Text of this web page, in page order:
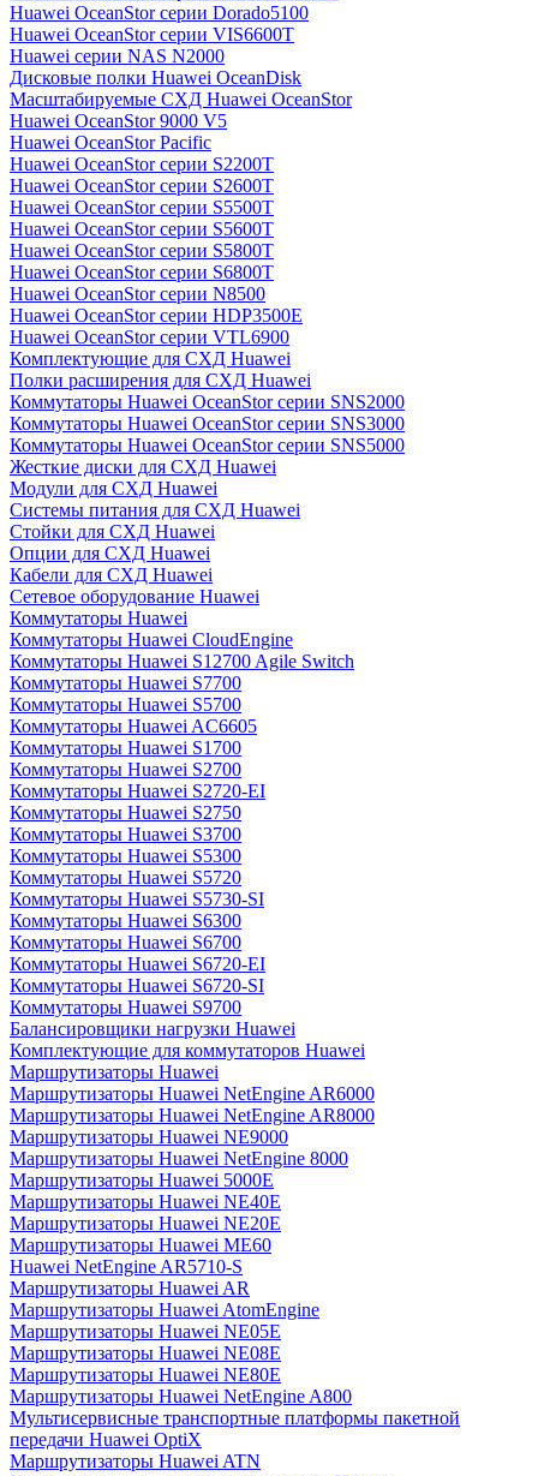
Huawei OceanStor серии Dorado5100
Huawei OceanStor серии VIS6600T
Huawei серии NAS N2000
Дисковые полки Huawei OceanDisk
Масштабируемые СХД Huawei OceanStor
Huawei OceanStor 9000 V5
Huawei OceanStor Pacific
Huawei OceanStor серии S2200T
Huawei OceanStor серии S2600T
Huawei OceanStor серии S5500T
Huawei OceanStor серии S5600T
Huawei OceanStor серии S5800T
Huawei OceanStor серии S6800T
Huawei OceanStor серии N8500
Huawei OceanStor серии HDP3500E
Huawei OceanStor серии VTL6900
Комплектующие для СХД Huawei
Полки расширения для СХД Huawei
Коммутаторы Huawei OceanStor серии SNS2000
Коммутаторы Huawei OceanStor серии SNS3000
Коммутаторы Huawei OceanStor серии SNS5000
Жесткие диски для СХД Huawei
Модули для СХД Huawei
Системы питания для СХД Huawei
Стойки для СХД Huawei
Опции для СХД Huawei
Кабели для СХД Huawei
Сетевое оборудование Huawei
Коммутаторы Huawei
Коммутаторы Huawei CloudEngine
Коммутаторы Huawei S12700 Agile Switch
Коммутаторы Huawei S7700
Коммутаторы Huawei S5700
Коммутаторы Huawei AC6605
Коммутаторы Huawei S1700
Коммутаторы Huawei S2700
Коммутаторы Huawei S2720-EI
Коммутаторы Huawei S2750
Коммутаторы Huawei S3700
Коммутаторы Huawei S5300
Коммутаторы Huawei S5720
Коммутаторы Huawei S5730-SI
Коммутаторы Huawei S6300
Коммутаторы Huawei S6700
Коммутаторы Huawei S6720-EI
Коммутаторы Huawei S6720-SI
Коммутаторы Huawei S9700
Балансировщики нагрузки Huawei
Комплектующие для коммутаторов Huawei
Маршрутизаторы Huawei
Маршрутизаторы Huawei NetEngine AR6000
Маршрутизаторы Huawei NetEngine AR8000
Маршрутизаторы Huawei NE9000
Маршрутизаторы Huawei NetEngine 8000
Маршрутизаторы Huawei 5000E
Маршрутизаторы Huawei NE40E
Маршрутизаторы Huawei NE20E
Маршрутизаторы Huawei ME60
Huawei NetEngine AR5710-S
Маршрутизаторы Huawei AR
Маршрутизаторы Huawei AtomEngine
Маршрутизаторы Huawei NE05E
Маршрутизаторы Huawei NE08E
Маршрутизаторы Huawei NE80E
Маршрутизаторы Huawei NetEngine A800
Мультисервисные транспортные платформы пакетной
передачи Huawei OptiX
Маршрутизаторы Huawei ATN